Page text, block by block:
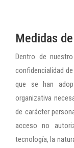
Medidas
Dentro de
confidencialidad
que se han
organizativa
de carácter
acceso no
tecnología, la